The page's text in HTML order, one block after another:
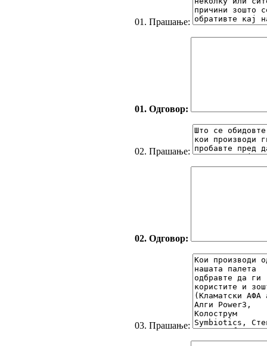
01. Прашање:
01. Одговор:
02. Прашање:
02. Одговор:
03. Прашање: